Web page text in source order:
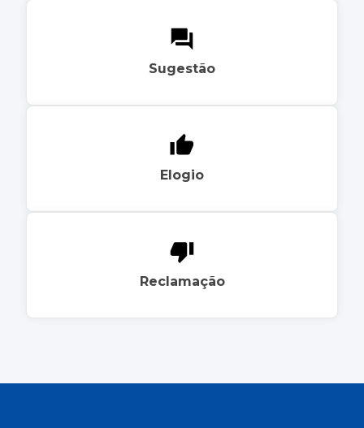
Sugestão
Elogio
Reclamação